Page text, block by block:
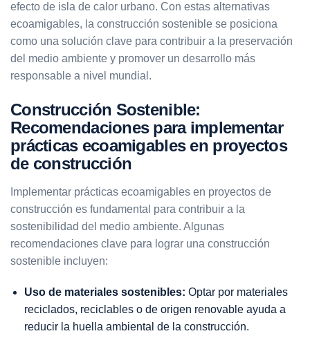
efecto de isla de calor urbano. Con estas alternativas
ecoamigables, la construcción sostenible se posiciona
como una solución clave para contribuir a la preservación
del medio ambiente y promover un desarrollo más
responsable a nivel mundial.
Construcción Sostenible:
Recomendaciones para implementar
prácticas ecoamigables en proyectos
de construcción
Implementar prácticas ecoamigables en proyectos de
construcción es fundamental para contribuir a la
sostenibilidad del medio ambiente. Algunas
recomendaciones clave para lograr una construcción
sostenible incluyen:
Uso de materiales sostenibles: Optar por materiales
reciclados, reciclables o de origen renovable ayuda a
reducir la huella ambiental de la construcción.